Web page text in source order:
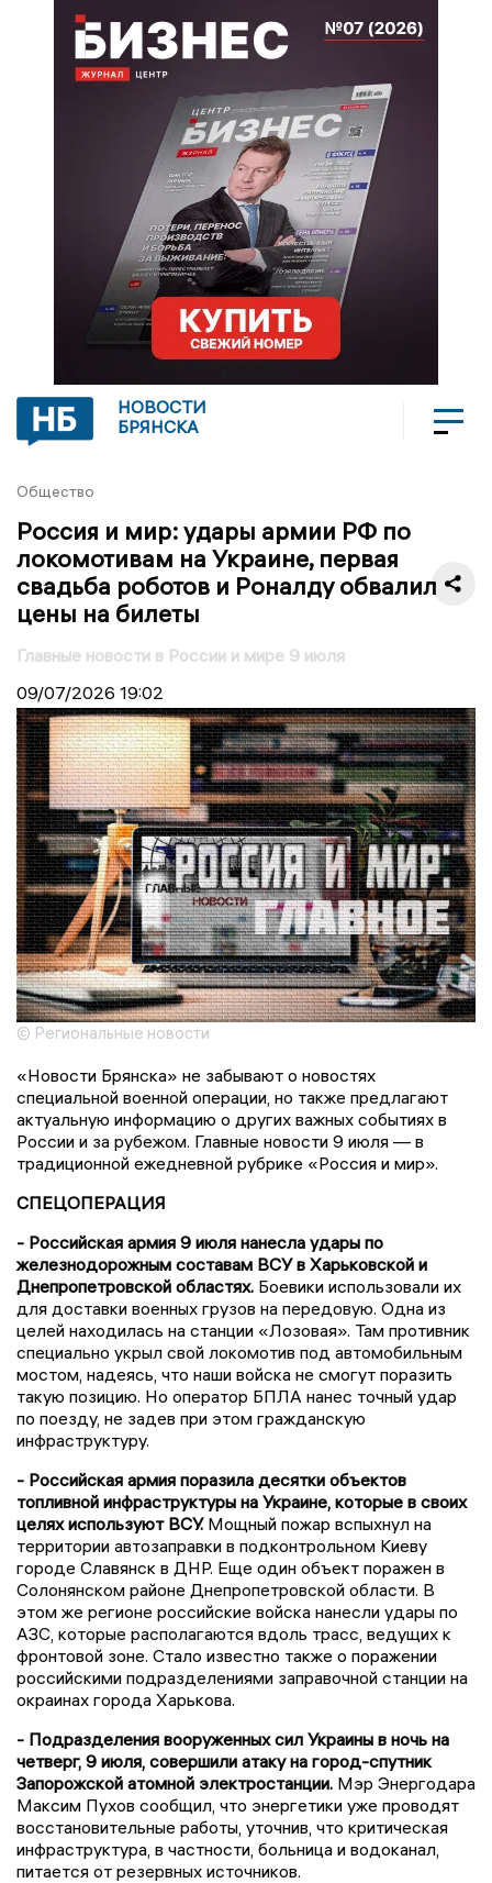
НОВОСТИ
БРЯНСКА
Общество
Россия и мир: удары армии РФ по
локомотивам на Украине, первая
свадьба роботов и Роналду обвалил
цены на билеты
Главные новости в России и мире 9 июля
09/07/2026 19:02
© Региональные новости
«Новости Брянска» не забывают о новостях
специальной военной операции, но также предлагают
актуальную информацию о других важных событиях в
России и за рубежом. Главные новости 9 июля — в
традиционной ежедневной рубрике «Россия и мир».
СПЕЦОПЕРАЦИЯ
- Российская армия 9 июля нанесла удары по
железнодорожным составам ВСУ в Харьковской и
Днепропетровской областях. Боевики использовали их
для доставки военных грузов на передовую. Одна из
целей находилась на станции «Лозовая». Там противник
специально укрыл свой локомотив под автомобильным
мостом, надеясь, что наши войска не смогут поразить
такую позицию. Но оператор БПЛА нанес точный удар
по поезду, не задев при этом гражданскую
инфраструктуру.
- Российская армия поразила десятки объектов
топливной инфраструктуры на Украине, которые в своих
целях используют ВСУ.Мощный пожар вспыхнул на
территории автозаправки в подконтрольном Киеву
городе Славянск в ДНР. Еще один объект поражен в
Солонянском районе Днепропетровской области. В
этом же регионе российские войска нанесли удары по
АЗС, которые располагаются вдоль трасс, ведущих к
фронтовой зоне. Стало известно также о поражении
российскими подразделениями заправочной станции на
окраинах города Харькова.
- Подразделения вооруженных сил Украины в ночь на
четверг, 9 июля, совершили атаку на город-спутник
Запорожской атомной электростанции. Мэр Энергодара
Максим Пухов сообщил, что энергетики уже проводят
восстановительные работы, уточнив, что критическая
инфраструктура, в частности, больница и водоканал,
питается от резервных источников.